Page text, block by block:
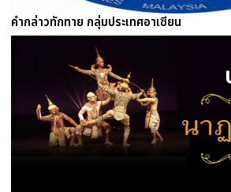
คำกล่าวทักทาย กลุ่มประเทศอาเซียน